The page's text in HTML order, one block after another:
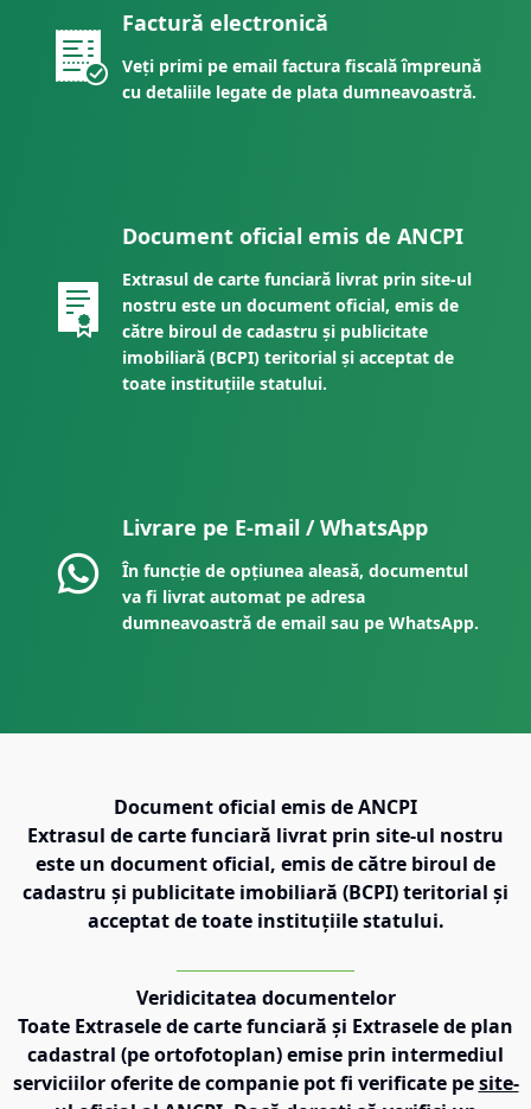
Factură electronică
Veți primi pe email factura fiscală împreună
cu detaliile legate de plata dumneavoastră.
Document oficial emis de ANCPI
Extrasul de carte funciară livrat prin site-ul
nostru este un document oficial, emis de
către biroul de cadastru și publicitate
imobiliară (BCPI) teritorial și acceptat de
toate instituțiile statului.
Livrare pe E-mail / WhatsApp
În funcție de opțiunea aleasă, documentul
va fi livrat automat pe adresa
dumneavoastră de email sau pe WhatsApp.
Document oficial emis de ANCPI
Extrasul de carte funciară livrat prin site-ul nostru
este un document oficial, emis de către biroul de
cadastru și publicitate imobiliară (BCPI) teritorial și
acceptat de toate instituțiile statului.
Veridicitatea documentelor
Toate Extrasele de carte funciară și Extrasele de plan
cadastral (pe ortofotoplan) emise prin intermediul
serviciilor oferite de companie pot fi verificate pe site-